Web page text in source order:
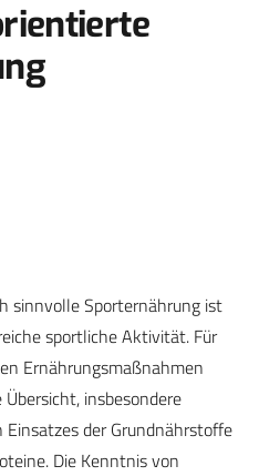
sinnvolle Sporternährung ist
sportliche Aktivität. Für
Ernährungsmaßnahmen
insbesondere
der Grundnährstoffe
Die Kenntnis von